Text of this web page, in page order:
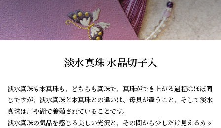
淡水真珠 水晶切子入
淡水真珠も本真珠も、どちらも真珠で、真珠ができ上がる過程はほぼ同
じですが、淡水真珠と本真珠との違いは、母貝が違うこと、そして淡水
真珠は川や湖で養殖されていることです。
淡水真珠の気品を感じる美しい光沢と、その間から少しだけ見えるカッ